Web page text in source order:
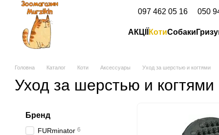
Перейти до основного контенту 097 462 05 16 050
АКЦІЇ КотиСобаки
Головна Каталог Коти Аксессуары Уход за шерстью и когтями
Уход за шерстью и когтями
Бренд
FURminator 6